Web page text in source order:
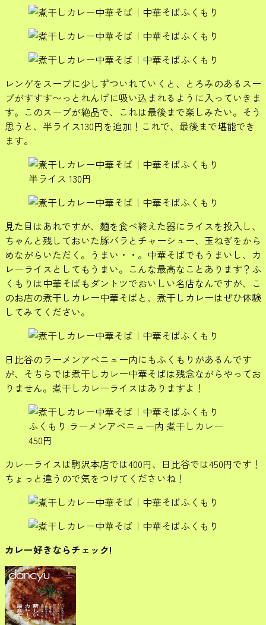
レンゲをスープに少しずついれていくと、とろみのあるスー
プがすすす〜っとれんげに吸い込まれるように入っていきま
す。このスープが絶品で、これは最後まで楽しみたい。そう
思うと、半ライス130円を追加！これで、最後まで堪能でき
ます。
半ライス 130円
見た目はあれですが、麺を食べ終えた器にライスを投入し、
ちゃんと残しておいた豚バラとチャーシュー、玉ねぎをから
めながらいただく。うまい・・。中華そばでもうまいし、カ
レーライスとしてもうまい。こんな最高なことあります？ふ
くもりは中華そばもダントツでおいしい名店なんですが、こ
のお店の煮干しカレー中華そばと、煮干しカレーはぜひ体験
してみてください。
日比谷のラーメンアベニュー内にもふくもりがあるんです
が、そちらでは煮干しカレー中華そばは残念ながらやってお
りません。煮干しカレーライスはありますよ！
ふくもり ラーメンアベニュー内 煮干しカレー
450円
カレーライスは駒沢本店では400円、日比谷では450円です！
ちょっと違うので気をつけてくださいね！
カレー好きならチェック!